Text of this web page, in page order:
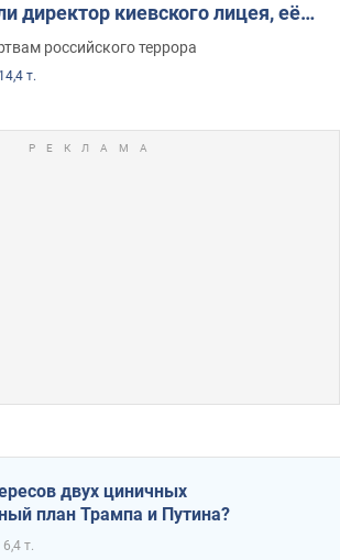
директор киевского лицея, её
российского террора
14,4 т.
двух циничных
план Трампа и Путина?
6,4 т.